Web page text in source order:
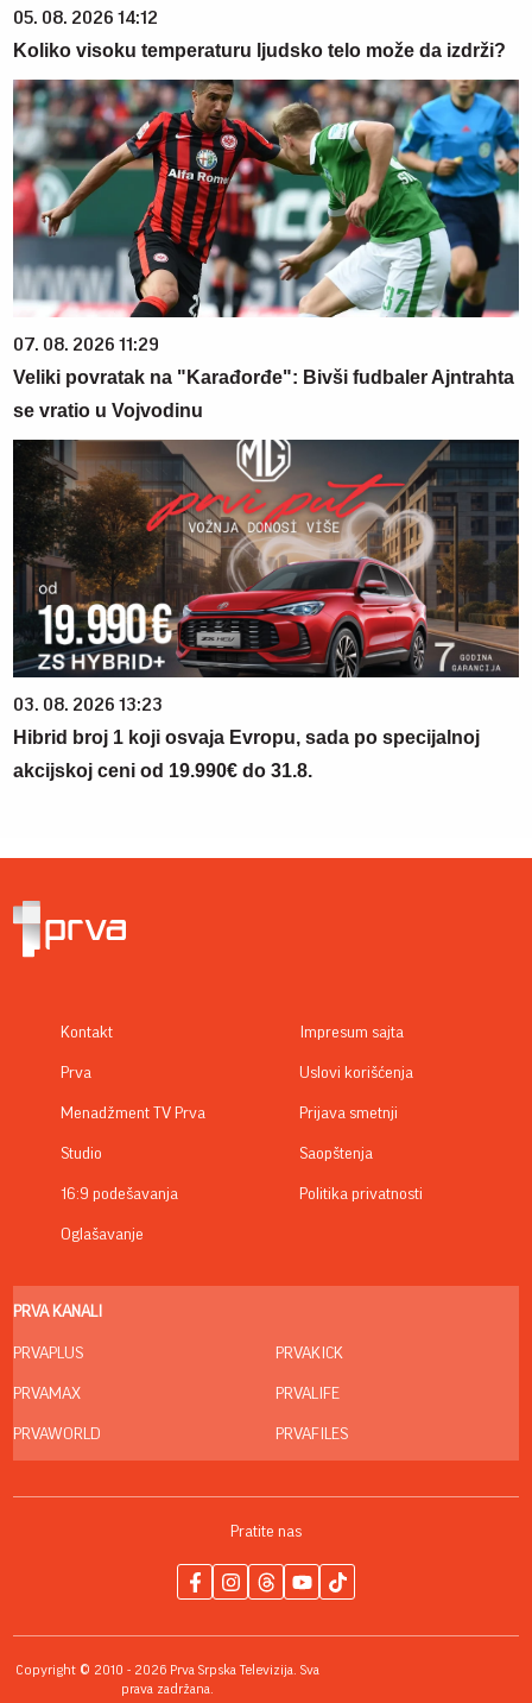
05. 08. 2026 14:12
Koliko visoku temperaturu ljudsko telo može da izdrži?
07. 08. 2026 11:29
Veliki povratak na "Karađorđe": Bivši fudbaler Ajntrahta
se vratio u Vojvodinu
03. 08. 2026 13:23
Hibrid broj 1 koji osvaja Evropu, sada po specijalnoj
akcijskoj ceni od 19.990€ do 31.8.
Kontakt
Prva
Menadžment TV Prva
Studio
16:9 podešavanja
Oglašavanje
Impresum sajta
Uslovi korišćenja
Prijava smetnji
Saopštenja
Politika privatnosti
PRVA KANALI
PRVAPLUS
PRVAMAX
PRVAWORLD
PRVAKICK
PRVALIFE
PRVAFILES
Pratite nas
Copyright © 2010 - 2026 Prva Srpska Televizija. Sva
prava zadržana.